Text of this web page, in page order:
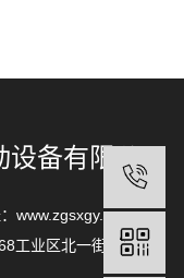
备有限公司
工业区北一街2号